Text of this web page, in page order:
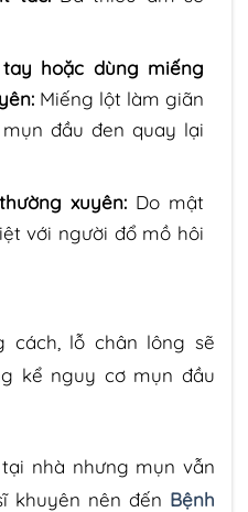
hoặc dùng miếng
Miếng lột làm giãn
đầu đen quay lại
xuyên: Do mật
với người đổ mồ hôi
cách, lỗ chân lông sẽ
kể nguy cơ mụn đầu
nhà nhưng mụn vẫn
khuyên nên đến Bệnh